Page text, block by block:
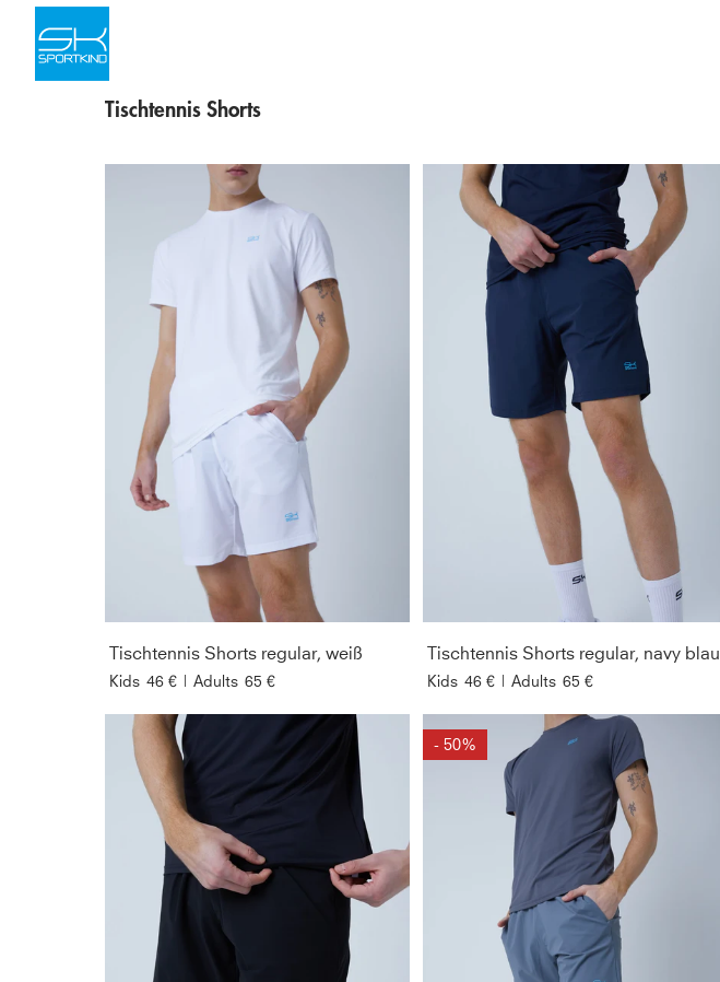
Skip to content
Tischtennis Shorts
Tischtennis Shorts regular, weiß
Kids 46 € | Adults 65 €
Tischtennis Shorts regular, navy blau
Kids 46 € | Adults 65 €
- 50%